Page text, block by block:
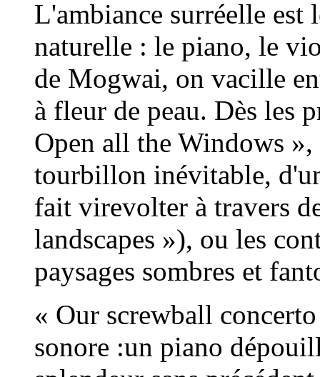
L'ambiance surréelle
naturelle : le piano, le
de Mogwai, on vacille
à fleur de peau. Dès les
Open all the Windows
tourbillon inévitable,
fait virevolter à travers
landscapes »), ou les
paysages sombres et
« Our screwball
sonore :un piano